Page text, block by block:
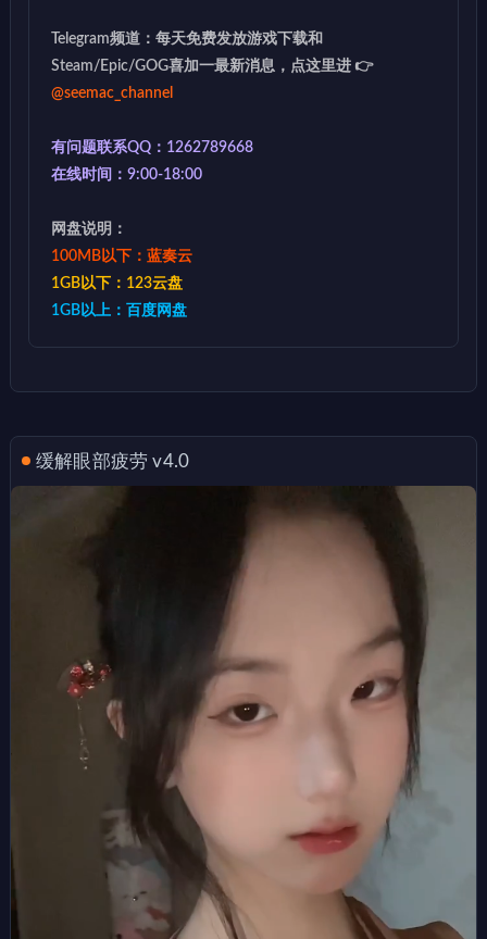
Telegram频道：每天免费发放游戏下载和
Steam/Epic/GOG喜加一最新消息，点这里进 👉
@seemac_channel
有问题联系QQ：1262789668
在线时间：9:00-18:00
网盘说明：
100MB以下：蓝奏云
1GB以下：123云盘
1GB以上：百度网盘
缓解眼部疲劳 v4.0